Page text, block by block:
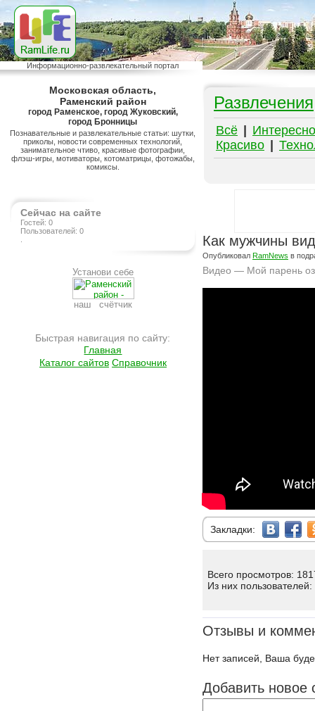
Информационно-развлекательный портал
Московская область,
Раменский район
город Раменское, город Жуковский,
город Бронницы
Познавательные и развлекательные статьи: шутки,
приколы, новости современных технологий,
занимательное чтиво, красивые фотографии,
флэш-игры, мотиваторы, котоматрицы, фотожабы,
комиксы.
Сейчас на сайте
Гостей: 0
Пользователей: 0
Установи себе
наш счётчик
Быстрая навигация по сайту:
Главная
Каталог сайтов Справочник
Развлечения
Всё
Интересно
Красиво
Как мужчины
Опубликовал RamNews в
Видео — Мой парень
Закладки:
Всего просмотров:
Из них пользователей:
Отзывы и
Нет записей, Ваша
Добавить новое